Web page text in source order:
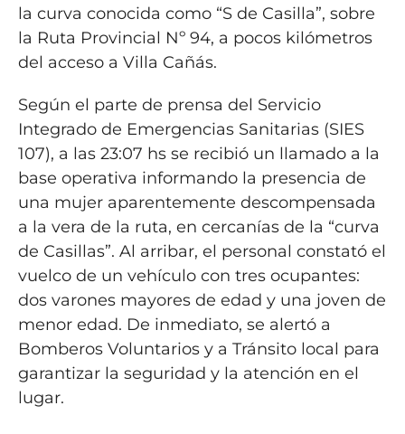
la curva conocida como “S de Casilla”, sobre
la Ruta Provincial Nº 94, a pocos kilómetros
del acceso a Villa Cañás.
Según el parte de prensa del Servicio
Integrado de Emergencias Sanitarias (SIES
107), a las 23:07 hs se recibió un llamado a la
base operativa informando la presencia de
una mujer aparentemente descompensada
a la vera de la ruta, en cercanías de la “curva
de Casillas”. Al arribar, el personal constató el
vuelco de un vehículo con tres ocupantes:
dos varones mayores de edad y una joven de
menor edad. De inmediato, se alertó a
Bomberos Voluntarios y a Tránsito local para
garantizar la seguridad y la atención en el
lugar.